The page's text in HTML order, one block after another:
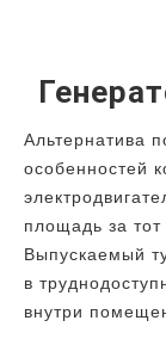
Альтернатива
особенностей
площадь за
Выпускаемый
в
внутри